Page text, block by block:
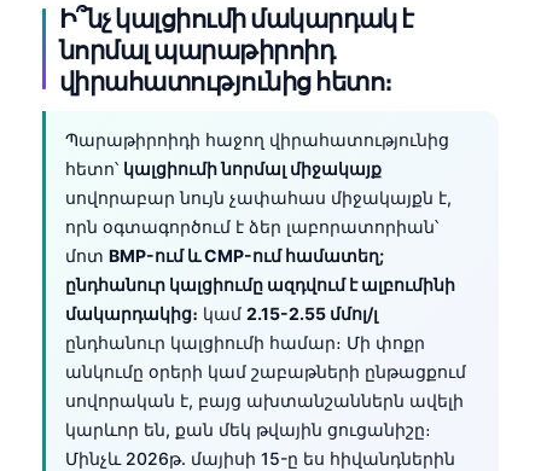
Ի՞նչ կալցիումի մակարդակ է
նորմալ պարաթիրոիդ
վիրահատությունից հետո։
Պարաթիրոիդի հաջող վիրահատությունից
հետո՝ կալցիումի նորմալ միջակայք
սովորաբար նույն չափահաս միջակայքն է,
որն օգտագործում է ձեր լաբորատորիան՝
մոտ BMP-ում և CMP-ում համատեղ;
ընդհանուր կալցիումը ազդվում է ալբումինի
մակարդակից։ կամ 2.15-2.55 մմոլ/լ
ընդհանուր կալցիումի համար։ Մի փոքր
անկումը օրերի կամ շաբաթների ընթացքում
սովորական է, բայց ախտանշաններն ավելի
կարևոր են, քան մեկ թվային ցուցանիշը։
Մինչև 2026թ. մայիսի 15-ը ես հիվանդներին